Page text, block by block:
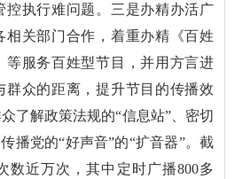
控执行难问题。三是办精办活广
相关部门合作，着重办精《百姓
等服务百姓型节目，并用方言进
群众的距离，提升节目的传播效
了解政策法规的“信息站”、密切
播党的“好声音”的“扩音器”。截
数近万次，其中定时广播800多